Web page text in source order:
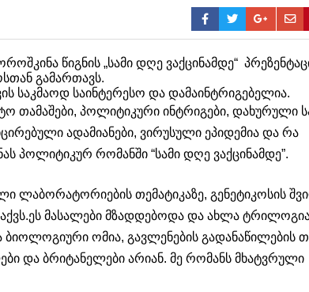
წიგ­ნის „სამი დღე ვაქ­ცი­ნამ­დე“
გამართავს.
საკმაოდ საინტერესო და დამაინტრიგებელია.
თა­მა­შე­ბი, პო­ლი­ტი­კუ­რი ინ­ტრი­გე­ბი, და­ხუ­რუ­ლი
ადა­მი­ა­ნე­ბი, ვირუ­სუ­ლი ეპი­დე­მია და რა
პო­ლი­ტი­კურ რო­მან­ში “სამი დღე ვაქ­ცი­ნამ­დე”.
ლა­ბო­რა­ტო­რი­ე­ბის თე­მა­ტი­კა­ზე, გე­ნე­ტი­კო­სის
მა­სა­ლე­ბი მზად­დე­ბო­და და ახლა
ომია, გავ­ლე­ნე­ბის გა­და­ნა­წი­ლე­ბის
და ბრი­ტა­ნე­ლე­ბი არი­ან. მე რო­მანს მხატ­ვრუ­ლი